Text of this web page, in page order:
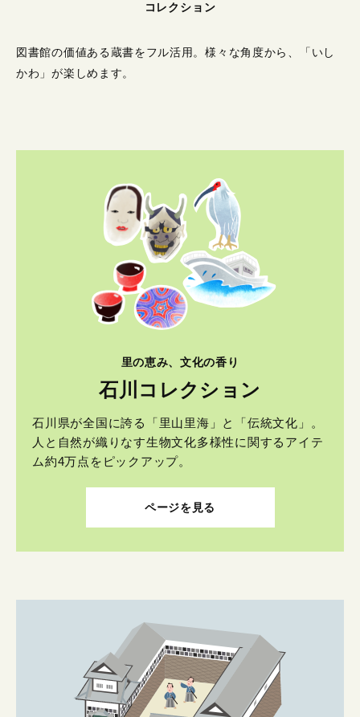
コレクション
図書館の価値ある蔵書をフル活用。様々な角度から、「いし
かわ」が楽しめます。
里の恵み、文化の香り
石川コレクション
石川県が全国に誇る「里山里海」と「伝統文化」。
人と自然が織りなす生物文化多様性に関するアイテ
ム約4万点をピックアップ。
ページを見る